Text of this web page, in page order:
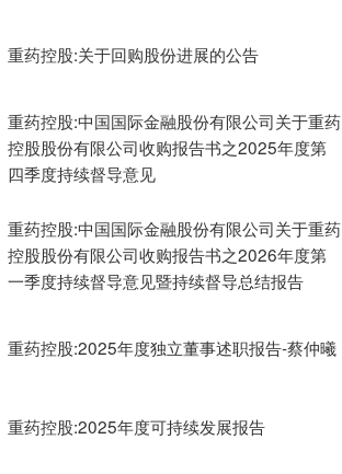
重药控股:关于回购股份进展的公告
重药控股:中国国际金融股份有限公司关于重药
控股股份有限公司收购报告书之2025年度第
四季度持续督导意见
重药控股:中国国际金融股份有限公司关于重药
控股股份有限公司收购报告书之2026年度第
一季度持续督导意见暨持续督导总结报告
重药控股:2025年度独立董事述职报告-蔡仲曦
重药控股:2025年度可持续发展报告